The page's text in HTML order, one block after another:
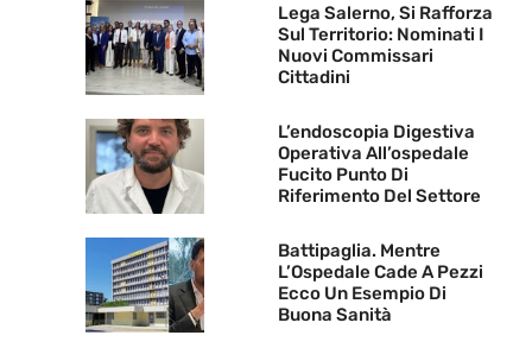
Lega Salerno, Si Rafforza
Sul Territorio: Nominati I
Nuovi Commissari
Cittadini
L’endoscopia Digestiva
Operativa All’ospedale
Fucito Punto Di
Riferimento Del Settore
Battipaglia. Mentre
L’Ospedale Cade A Pezzi
Ecco Un Esempio Di
Buona Sanità